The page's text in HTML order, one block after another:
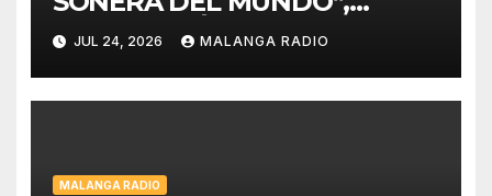
CELEBRARÁ LA HISPANIDAD
2026 DESDE LA
EMBLEMÁTICA PUERTA DEL
SOL DE MADRID
JUL 24, 2026 MALANGA RADIO
MALANGA RADIO